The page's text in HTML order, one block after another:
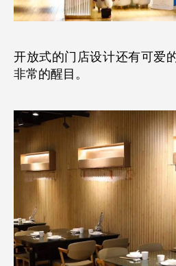
开放式的门店设计还有可爱
非常的醒目。